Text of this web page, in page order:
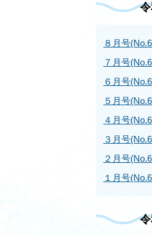
８月号
７月号
６月号
５月号
４月号
３月号
２月号
１月号